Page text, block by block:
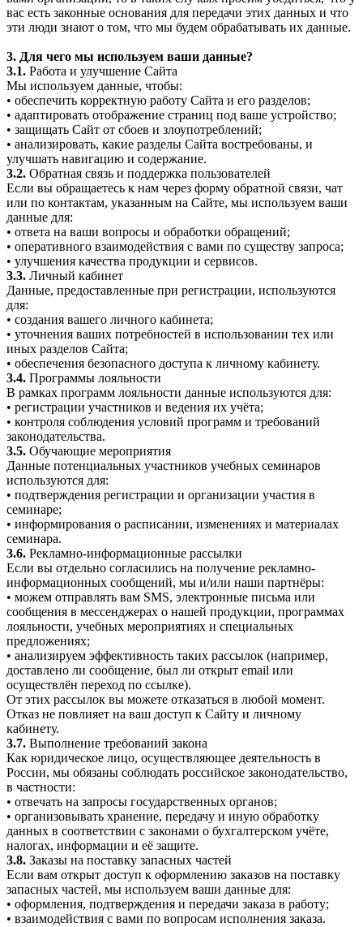
вас есть законные основания для передачи этих данных и что
эти люди знают о том, что мы будем обрабатывать их данные.
3. Для чего мы используем ваши данные?
3.1. Работа и улучшение Сайта
Мы используем данные, чтобы:
• обеспечить корректную работу Сайта и его разделов;
• адаптировать отображение страниц под ваше устройство;
• защищать Сайт от сбоев и злоупотреблений;
• анализировать, какие разделы Сайта востребованы, и
улучшать навигацию и содержание.
3.2. Обратная связь и поддержка пользователей
Если вы обращаетесь к нам через форму обратной связи, чат
или по контактам, указанным на Сайте, мы используем ваши
данные для:
• ответа на ваши вопросы и обработки обращений;
• оперативного взаимодействия с вами по существу запроса;
• улучшения качества продукции и сервисов.
3.3. Личный кабинет
Данные, предоставленные при регистрации, используются
для:
• создания вашего личного кабинета;
• уточнения ваших потребностей в использовании тех или
иных разделов Сайта;
• обеспечения безопасного доступа к личному кабинету.
3.4. Программы лояльности
В рамках программ лояльности данные используются для:
• регистрации участников и ведения их учёта;
• контроля соблюдения условий программ и требований
законодательства.
3.5. Обучающие мероприятия
Данные потенциальных участников учебных семинаров
используются для:
• подтверждения регистрации и организации участия в
семинаре;
• информирования о расписании, изменениях и материалах
семинара.
3.6. Рекламно-информационные рассылки
Если вы отдельно согласились на получение рекламно-
информационных сообщений, мы и/или наши партнёры:
• можем отправлять вам SMS, электронные письма или
сообщения в мессенджерах о нашей продукции, программах
лояльности, учебных мероприятиях и специальных
предложениях;
• анализируем эффективность таких рассылок (например,
доставлено ли сообщение, был ли открыт email или
осуществлён переход по ссылке).
От этих рассылок вы можете отказаться в любой момент.
Отказ не повлияет на ваш доступ к Сайту и личному
кабинету.
3.7. Выполнение требований закона
Как юридическое лицо, осуществляющее деятельность в
России, мы обязаны соблюдать российское законодательство,
в частности:
• отвечать на запросы государственных органов;
• организовывать хранение, передачу и иную обработку
данных в соответствии с законами о бухгалтерском учёте,
налогах, информации и её защите.
3.8. Заказы на поставку запасных частей
Если вам открыт доступ к оформлению заказов на поставку
запасных частей, мы используем ваши данные для:
• оформления, подтверждения и передачи заказа в работу;
• взаимодействия с вами по вопросам исполнения заказа.